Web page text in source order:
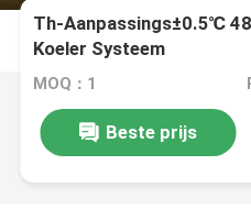
Th-Aanpassings±0.5℃
Koeler Systeem
MOQ：1
Beste prijs